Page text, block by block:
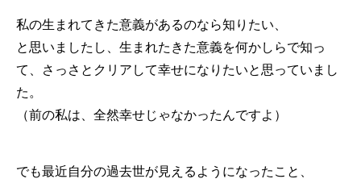
私の生まれてきた意義があるのなら知りたい、
と思いましたし、生まれたきた意義を何かしらで知っ
て、さっさとクリアして幸せになりたいと思っていまし
た。
（前の私は、全然幸せじゃなかったんですよ）
でも最近自分の過去世が見えるようになったこと、